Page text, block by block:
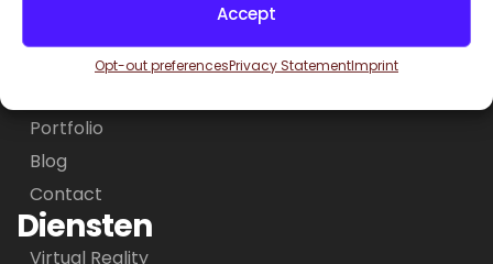
Accept
Opt-out preferencesPrivacy StatementImprint
Pagina's
Portfolio
Blog
Contact
Diensten
Virtual Reality